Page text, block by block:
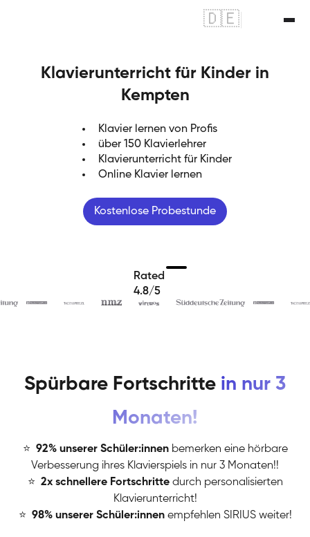
🇩🇪
Klavierunterricht für Kinder in
Kempten
Klavier lernen von Profis
über 150 Klavierlehrer
Klavierunterricht für Kinder
Online Klavier lernen
Kostenlose Probestunde
Rated
4.8/5
Spürbare Fortschritte in nur 3
Monaten!
⭐ 92% unserer Schüler:innen bemerken eine hörbare
Verbesserung ihres Klavierspiels in nur 3 Monaten!!
⭐ 2x schnellere Fortschritte durch personalisierten
Klavierunterricht!
⭐ 98% unserer Schüler:innen empfehlen SIRIUS weiter!